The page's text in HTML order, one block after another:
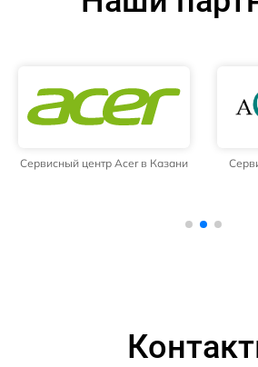
Сервисный центр Acer в Казани